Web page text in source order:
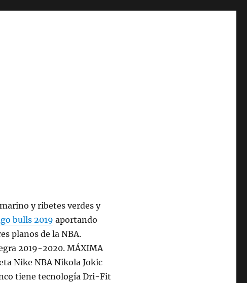
y ribetes verdes y
bulls 2019 aportando
planos de la NBA.
2019-2020. MÁXIMA
Nike NBA Nikola Jokic
tiene tecnología Dri-Fit